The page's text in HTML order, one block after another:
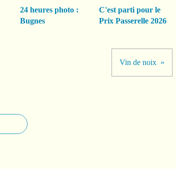
24 heures photo :
Bugnes
C'est parti pour le
Prix Passerelle 2026
Vin de noix